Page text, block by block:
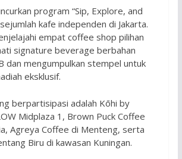
program “Sip, Explore, and
kafe independen di Jakarta.
empat coffee shop pilihan
signature beverage berbahan
dan mengumpulkan stempel untuk
eksklusif.
berpartisipasi adalah Kōhi by
Midplaza 1, Brown Puck Coffee
Agreya Coffee di Menteng, serta
Biru di kawasan Kuningan.